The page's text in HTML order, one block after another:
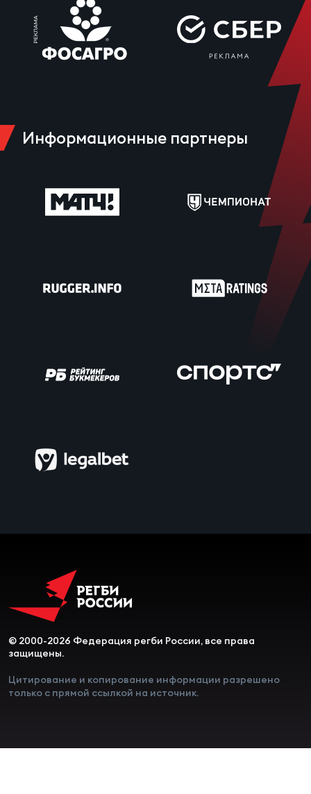
Информационные партнеры
© 2000-2026 Федерация регби России, все права
защищены.
Цитирование и копирование информации разрешено
только с прямой ссылкой на источник.